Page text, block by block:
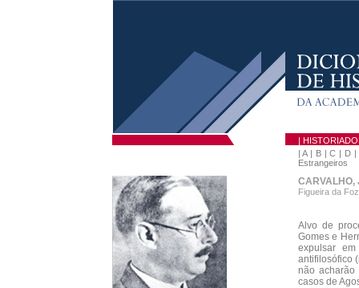
|
|A| B|C | D |
Estrangeiros
CARVALHO,
Figueira da
Alvo de
Gomes e
expulsar
antifilosófico
não
casos de